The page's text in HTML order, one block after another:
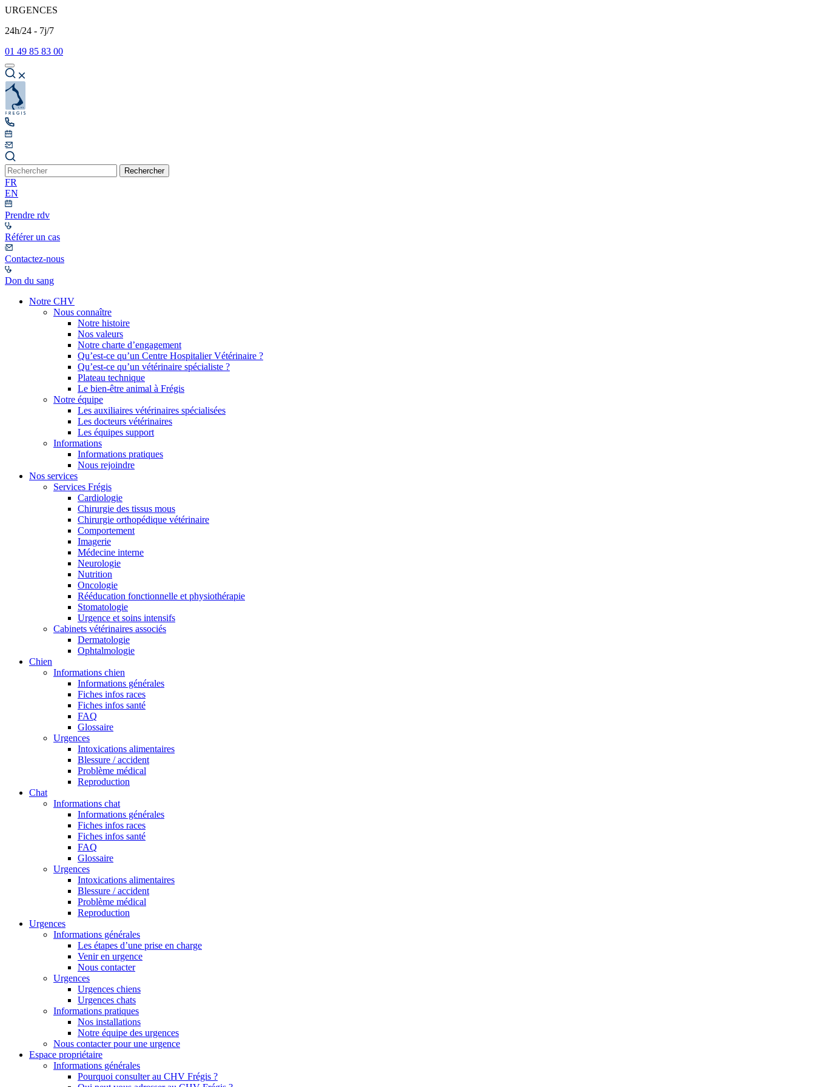
URGENCES
24h/24 - 7j/7
01 49 85 83 00
Rechercher
FR
EN
Prendre rdv
Référer un cas
Contactez-nous
Don du sang
Notre CHV
Nous connaître
Notre histoire
Nos valeurs
Notre charte d’engagement
Qu’est-ce qu’un Centre Hospitalier Vétérinaire ?
Qu’est-ce qu’un vétérinaire spécialiste ?
Plateau technique
Le bien-être animal à Frégis
Notre équipe
Les auxiliaires vétérinaires spécialisées
Les docteurs vétérinaires
Les équipes support
Informations
Informations pratiques
Nous rejoindre
Nos services
Services Frégis
Cardiologie
Chirurgie des tissus mous
Chirurgie orthopédique vétérinaire
Comportement
Imagerie
Médecine interne
Neurologie
Nutrition
Oncologie
Rééducation fonctionnelle et physiothérapie
Stomatologie
Urgence et soins intensifs
Cabinets vétérinaires associés
Dermatologie
Ophtalmologie
Chien
Informations chien
Informations générales
Fiches infos races
Fiches infos santé
FAQ
Glossaire
Urgences
Intoxications alimentaires
Blessure / accident
Problème médical
Reproduction
Chat
Informations chat
Informations générales
Fiches infos races
Fiches infos santé
FAQ
Glossaire
Urgences
Intoxications alimentaires
Blessure / accident
Problème médical
Reproduction
Urgences
Informations générales
Les étapes d’une prise en charge
Venir en urgence
Nous contacter
Urgences
Urgences chiens
Urgences chats
Informations pratiques
Nos installations
Notre équipe des urgences
Nous contacter pour une urgence
Espace propriétaire
Informations générales
Pourquoi consulter au CHV Frégis ?